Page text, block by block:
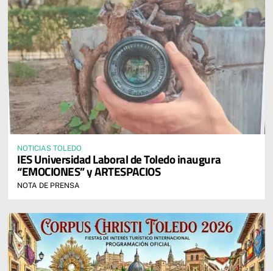
NOTICIAS TOLEDO
IES Universidad Laboral de Toledo inaugura
“EMOCIONES” y ARTESPACIOS
NOTA DE PRENSA